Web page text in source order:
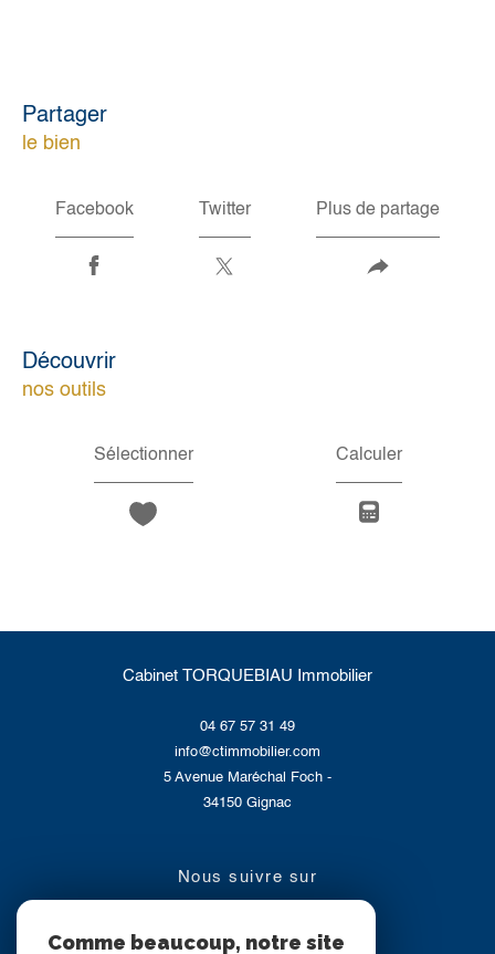
partager
le bien
Facebook Twitter Plus de partage
découvrir
nos outils
Sélectionner Calculer
Cabinet TORQUEBIAU Immobilier
04 67 57 31 49
info@ctimmobilier.com
5 Avenue Maréchal Foch -
34150
Gignac
nous suivre sur
Comme beaucoup, notre site